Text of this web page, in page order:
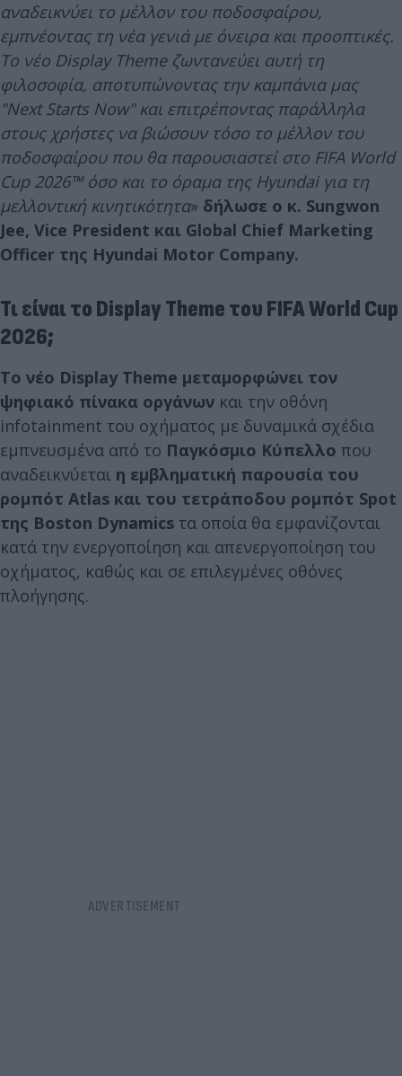
αναδεικνύει το μέλλον του ποδοσφαίρου,
εμπνέοντας τη νέα γενιά με όνειρα και προοπτικές.
Το νέο Display Theme ζωντανεύει αυτή τη
φιλοσοφία, αποτυπώνοντας την καμπάνια μας
"Next Starts Now" και επιτρέποντας παράλληλα
στους χρήστες να βιώσουν τόσο το μέλλον του
ποδοσφαίρου που θα παρουσιαστεί στο FIFA World
Cup 2026™ όσο και το όραμα της Hyundai για τη
μελλοντική κινητικότητα» δήλωσε ο κ. Sungwon
Jee, Vice President και Global Chief Marketing
Officer της Hyundai Motor Company.
Τι είναι το Display Theme του FIFA World Cup
2026;
Το νέο Display Theme μεταμορφώνει τον
ψηφιακό πίνακα οργάνων και την οθόνη
infotainment του οχήματος με δυναμικά σχέδια
εμπνευσμένα από το Παγκόσμιο Κύπελλο που
αναδεικνύεται η εμβληματική παρουσία του
ρομπότ Atlas και του τετράποδου ρομπότ Spot
της Boston Dynamics τα οποία θα εμφανίζονται
κατά την ενεργοποίηση και απενεργοποίηση του
οχήματος, καθώς και σε επιλεγμένες οθόνες
πλοήγησης.